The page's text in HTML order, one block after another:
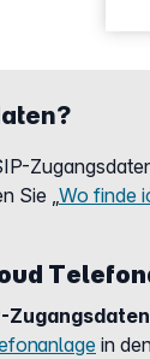
Sie „Wo finde
in